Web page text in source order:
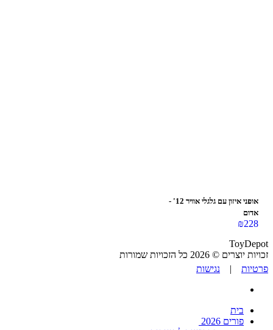
אופני איזון עם גלגלי אוויר 12' -
אדום
₪228
ToyDepot
זכויות יוצרים © 2026 כל הזכויות שמורות
פרטיות | נגישות
בית
פורים 2026